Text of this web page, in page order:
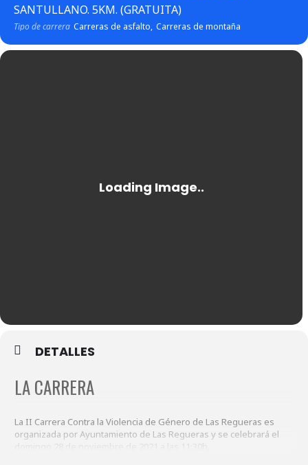
SANTULLANO. 5KM. (GRATUITA)
Tipo de carrera Carreras de asfalto, Carreras de montaña
DETALLES
LA CARRERA
La II Carrera Contra la Violencia de Género de Las Regueras es
organizada por Ayuntamiento de Las Regueras y se celebrará el
domingo 28 de noviembre de 2021 a las 11:30h.